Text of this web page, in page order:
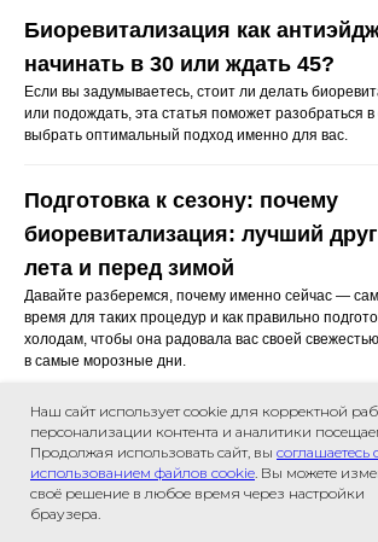
Биоревитализация как
начинать в 30 или ждать 45?
Если вы задумываетесь, стоит ли делать
или подождать, эта статья поможет разобраться в
выбрать оптимальный подход именно для вас.
Подготовка к сезону: почему
биоревитализация: лучший
лета и перед зимой
Давайте разберемся, почему именно сейчас —
время для таких процедур и как правильно
холодам, чтобы она радовала вас своей
в самые морозные дни.
Мифы и правда о лазерном
татуировок
В этой статье мы подробно развенчаем
расскажем, почему лазерное удаление — это
Консультации
Документы
Приём косметолога
Приём невролога
Заявления
Документы
Политика конфиденциальности
Онлайн-консультации
Связаться с
Наш сайт использует cookie для корректной
персонализации контента и аналитики
Продолжая использовать сайт, вы соглашаетесь
использованием файлов cookie. Вы можете
своё решение в любое время через настройки
браузера.